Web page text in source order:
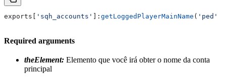
exports 'sqh_accounts' ]: getLoggedPlayerMainName ( 'ped'
Required arguments
theElement: Elemento que você irá obter o nome da conta
principal